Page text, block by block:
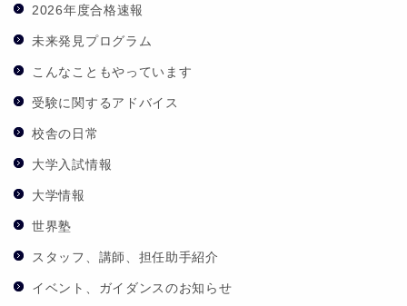
2026年度合格速報
未来発見プログラム
こんなこともやっています
受験に関するアドバイス
校舎の日常
大学入試情報
大学情報
世界塾
スタッフ、講師、担任助手紹介
イベント、ガイダンスのお知らせ